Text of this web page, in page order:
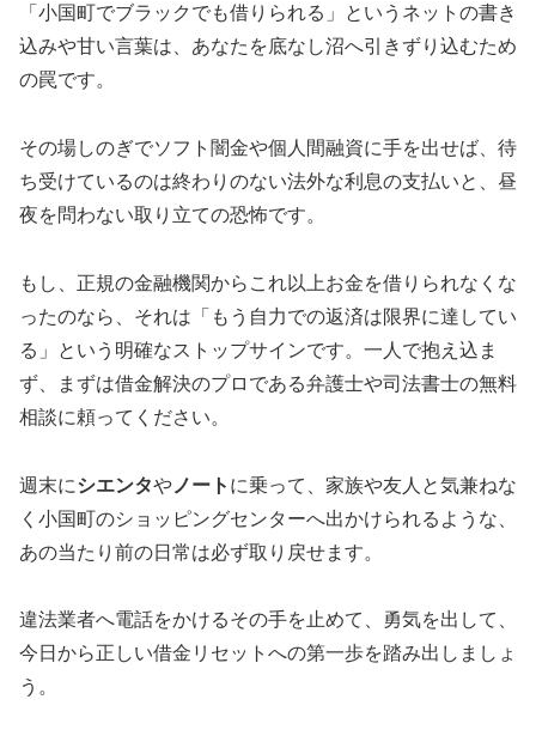
「小国町でブラックでも借りられる」というネットの書き
込みや甘い言葉は、あなたを底なし沼へ引きずり込むため
の罠です。
その場しのぎでソフト闇金や個人間融資に手を出せば、待
ち受けているのは終わりのない法外な利息の支払いと、昼
夜を問わない取り立ての恐怖です。
もし、正規の金融機関からこれ以上お金を借りられなくな
ったのなら、それは「もう自力での返済は限界に達してい
る」という明確なストップサインです。一人で抱え込ま
ず、まずは借金解決のプロである弁護士や司法書士の無料
相談に頼ってください。
週末にシエンタや ノート に乗って、家族や友人と気兼ねな
く小国町のショッピングセンターへ出かけられるような、
あの当たり前の日常は必ず取り戻せます。
違法業者へ電話をかけるその手を止めて、勇気を出して、
今日から正しい借金リセットへの第一歩を踏み出しましょ
う。